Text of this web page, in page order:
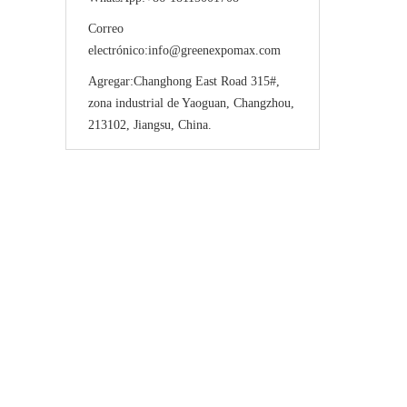
Correo
electrónico:info@greenexpomax.com
Agregar:Changhong East Road 315#,
zona industrial de Yaoguan, Changzhou,
213102, Jiangsu, China.